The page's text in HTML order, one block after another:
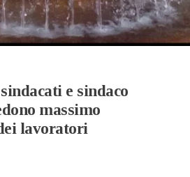
e sindaco
massimo
lavoratori